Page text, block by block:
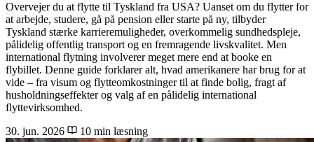
Overvejer du at flytte til Tyskland fra USA? Uanset om du flytter for
at arbejde, studere, gå på pension eller starte på ny, tilbyder
Tyskland stærke karrieremuligheder, overkommelig sundhedspleje,
pålidelig offentlig transport og en fremragende livskvalitet. Men
international flytning involverer meget mere end at booke en
flybillet. Denne guide forklarer alt, hvad amerikanere har brug for at
vide – fra visum og flytteomkostninger til at finde bolig, fragt af
husholdningseffekter og valg af en pålidelig international
flyttevirksomhed.
30. jun. 2026
10 min læsning